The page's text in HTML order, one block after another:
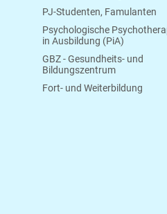
PJ-Studenten, Famulanten
Psychologische
in Ausbildung (PiA)
GBZ - Gesundheits- und
Bildungszentrum
Fort- und Weiterbildung